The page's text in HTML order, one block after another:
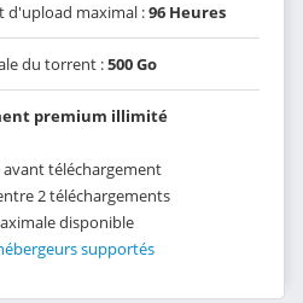
d'upload maximal :96 Heures
du torrent :500 Go
premium illimité
téléchargement
2 téléchargements
disponible
supportés